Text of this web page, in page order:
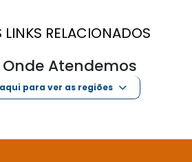
LINKS RELACIONADOS
Onde Atendemos
para ver as regiões